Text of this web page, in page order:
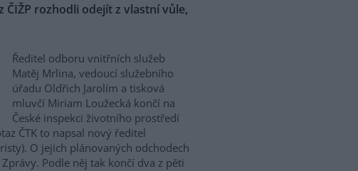
ČIŽP rozhodli odejít z vlastní vůle,
Ředitel odboru vnitřních služeb
Matěj Mrlina, vedoucí služebního
úřadu Oldřich Jarolím a tisková
mluvčí Miriam Loužecká končí na
České inspekci životního prostředí
ČTK to napsal nový ředitel
O jejich plánovaných odchodech
Podle něj tak končí dva z pěti